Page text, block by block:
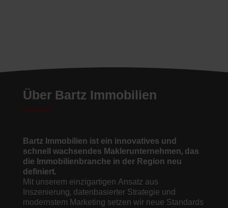
Über Bartz Immobilien
Bartz Immobilien ist ein innovatives und
schnell wachsendes Maklerunternehmen, das
die Immobilienbranche in der Region neu
definiert.
Mit unserem einzigartigen Ansatz aus
Inszenierung, datenbasierter Strategie und
modernstem Marketing setzen wir neue Standards